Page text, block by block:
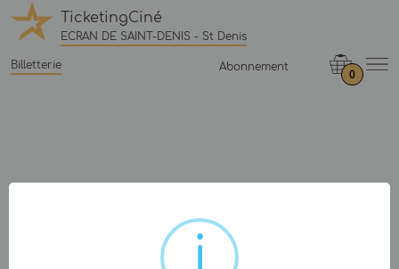
TicketingCiné
ECRAN DE SAINT-DENIS - St Denis
Billetterie Abonnement
0